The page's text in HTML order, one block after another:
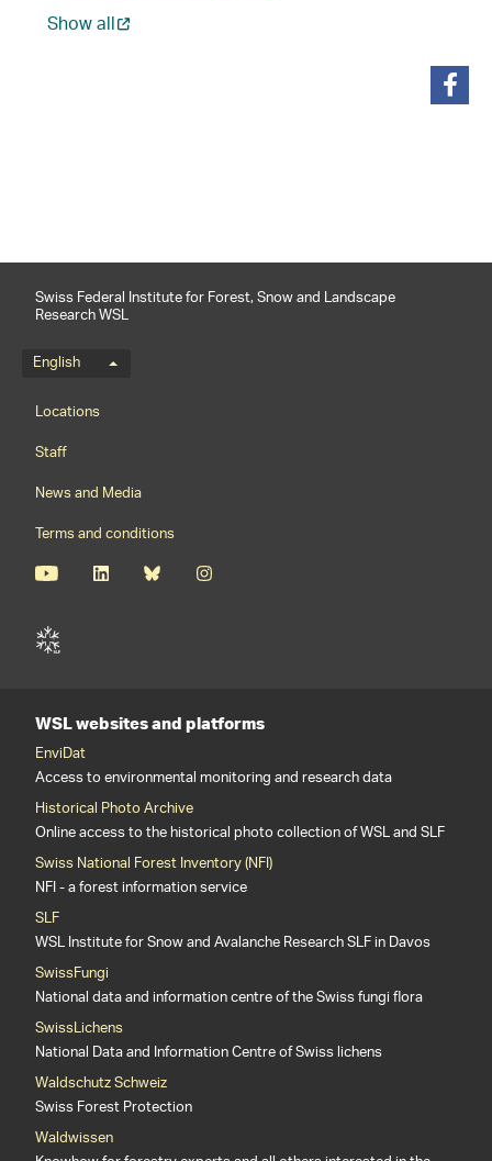
Show all
Swiss Federal Institute for Forest, Snow and Landscape
Research WSL
Language menu
English
Footernavigation
Locations
Staff
News and Media
Terms and conditions
WSL websites and platforms
EnviDat
Access to environmental monitoring and research data
Historical Photo Archive
Online access to the historical photo collection of WSL and SLF
Swiss National Forest Inventory (NFI)
NFI - a forest information service
SLF
WSL Institute for Snow and Avalanche Research SLF in Davos
SwissFungi
National data and information centre of the Swiss fungi flora
SwissLichens
National Data and Information Centre of Swiss lichens
Waldschutz Schweiz
Swiss Forest Protection
Waldwissen